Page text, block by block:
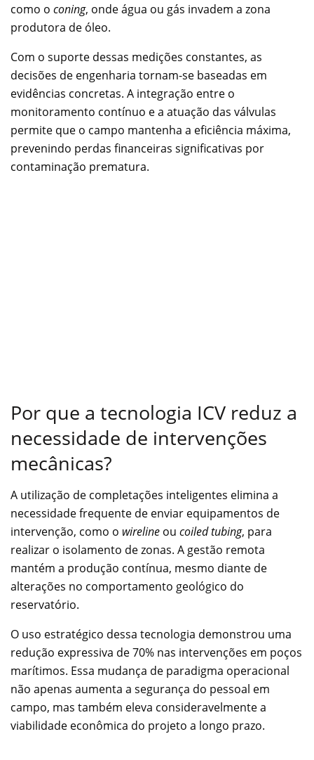
como o coning, onde água ou gás invadem a zona
produtora de óleo.
Com o suporte dessas medições constantes, as
decisões de engenharia tornam-se baseadas em
evidências concretas. A integração entre o
monitoramento contínuo e a atuação das válvulas
permite que o campo mantenha a eficiência máxima,
prevenindo perdas financeiras significativas por
contaminação prematura.
Por que a tecnologia ICV reduz a
necessidade de intervenções
mecânicas?
A utilização de completações inteligentes elimina a
necessidade frequente de enviar equipamentos de
intervenção, como o wireline ou coiled tubing, para
realizar o isolamento de zonas. A gestão remota
mantém a produção contínua, mesmo diante de
alterações no comportamento geológico do
reservatório.
O uso estratégico dessa tecnologia demonstrou uma
redução expressiva de 70% nas intervenções em poços
marítimos. Essa mudança de paradigma operacional
não apenas aumenta a segurança do pessoal em
campo, mas também eleva consideravelmente a
viabilidade econômica do projeto a longo prazo.